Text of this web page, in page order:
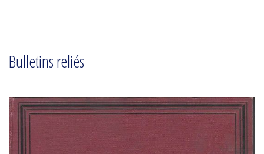
Bulletins reliés